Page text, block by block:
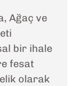
Ağaç ve
bir ihale
fesat
olarak